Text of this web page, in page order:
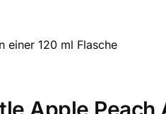
einer 120 ml Flasche